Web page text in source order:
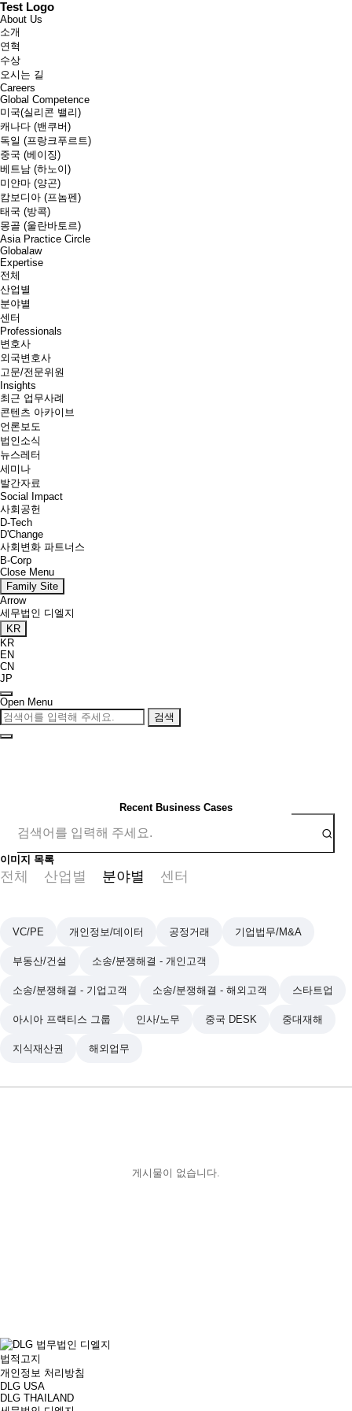
Test Logo
About Us
소개
연혁
수상
오시는 길
Careers
Global Competence
미국(실리콘 밸리)
캐나다 (밴쿠버)
독일 (프랑크푸르트)
중국 (베이징)
베트남 (하노이)
미얀마 (양곤)
캄보디아 (프놈펜)
태국 (방콕)
몽골 (울란바토르)
Asia Practice Circle
Globalaw
Expertise
전체
산업별
분야별
센터
Professionals
변호사
외국변호사
고문/전문위원
Insights
최근 업무사례
콘텐츠 아카이브
언론보도
법인소식
뉴스레터
세미나
발간자료
Social Impact
사회공헌
D-Tech
D'Change
사회변화 파트너스
B-Corp
Close Menu
Family Site
Arrow
세무법인 디엘지
KR
KR
EN
CN
JP
Open Menu
검색
Recent Business Cases
이미지 목록
전체 산업별 분야별 센터
VC/PE 개인정보/데이터 공정거래 기업법무/M&A
부동산/건설 소송/분쟁해결 - 개인고객
소송/분쟁해결 - 기업고객 소송/분쟁해결 - 해외고객 스타트업
아시아 프랙티스 그룹 인사/노무 중국 DESK 중대재해
지식재산권 해외업무
게시물이 없습니다.
법적고지
개인정보 처리방침
DLG USA
DLG THAILAND